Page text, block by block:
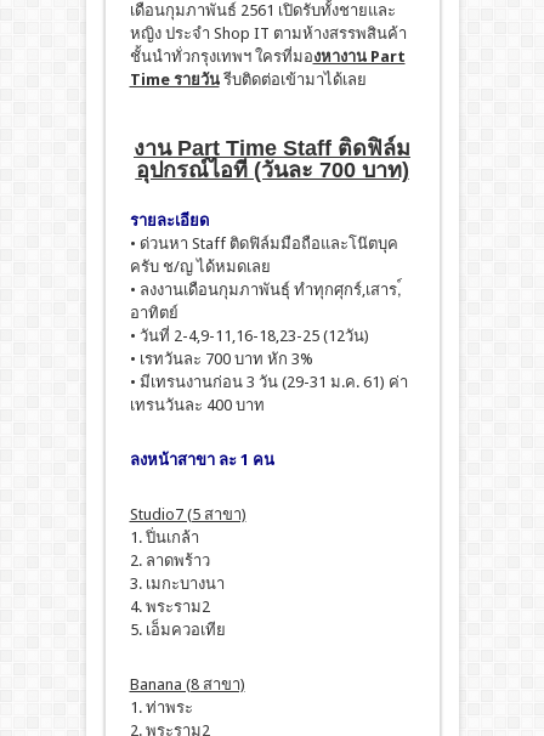
เดือนกุมภาพันธ์ 2561 เปิดรับทั้งชายและ
หญิง ประจำ Shop IT ตามห้างสรรพสินค้า
ชั้นนำทั่วกรุงเทพฯ ใครที่มองหางาน Part
Time รายวันรีบติดต่อเข้ามาได้เลย
งาน Part Time Staff ติดฟิล์ม
อุปกรณ์ไอที (วันละ 700 บาท)
รายละเอียด
• ด่วนหา Staff ติดฟิล์มมือถือและโน๊ตบุค
ครับ ช/ญ ได้หมดเลย
• ลงงานเดือนกุมภาพันธุ์ ทำทุกศุกร์,เสาร,์
อาทิตย์
• วันที่ 2-4,9-11,16-18,23-25 (12วัน)
• เรทวันละ 700 บาท หัก 3%
• มีเทรนงานก่อน 3 วัน (29-31 ม.ค. 61) ค่า
เทรนวันละ 400 บาท
ลงหน้าสาขา ละ 1 คน
Studio7 (5 สาขา)
1. ปิ่นเกล้า
2. ลาดพร้าว
3. เมกะบางนา
4. พระราม2
5. เอ็มควอเทีย
Banana (8 สาขา)
1. ท่าพระ
2. พระราม2